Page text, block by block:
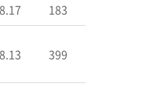
183
399